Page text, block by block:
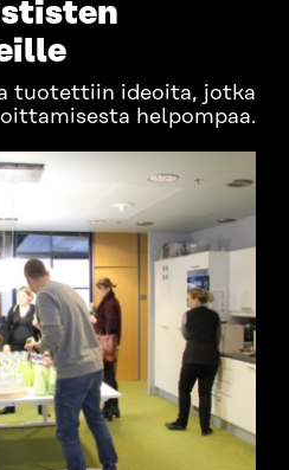
tuotettiin ideoita, jotka
helpompaa.